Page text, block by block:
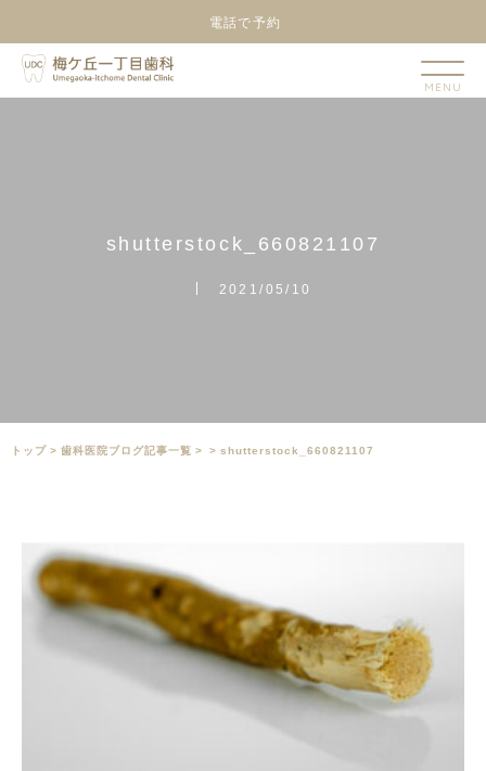
電話で予約
shutterstock 660821107
2021/05/10
トップ > ⻭科医院ブログ記事一覧 > > shutterstock_660821107